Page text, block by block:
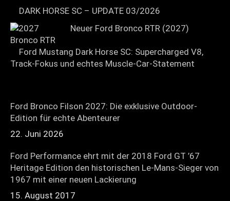
DARK HORSE SC – UPDATE 03/2026
Neuer Ford Bronco RTR (2027)
Ford Mustang Dark Horse SC: Supercharged V8,
Track-Fokus und echtes Muscle-Car-Statement
Ford Bronco Filson 2027: Die exklusive Outdoor-
Edition für echte Abenteurer
22. Juni 2026
Ford Performance ehrt mit der 2018 Ford GT ’67
Heritage Edition den historischen Le-Mans-Sieger von
1967 mit einer neuen Lackierung
15. August 2017